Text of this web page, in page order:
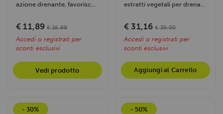
azione drenante, favorisce
€ 11,89 € 16,99
Accedi o registrati per
sconti esclusivi
Vedi prodotto
estratti vegetali per drenare
€ 31,16 € 39,00
Accedi o registrati per
sconti esclusivi
Aggiungi al Carrello
- 30% - 50%